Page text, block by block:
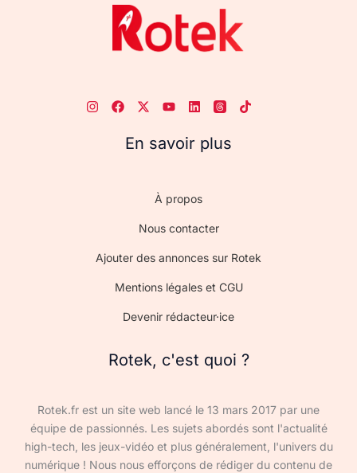
En savoir plus
À propos
Nous contacter
Ajouter des annonces sur Rotek
Mentions légales et CGU
Devenir rédacteur·ice
Rotek, c'est quoi ?
Rotek.fr est un site web lancé le 13 mars 2017 par une
équipe de passionnés. Les sujets abordés sont l'actualité
high-tech, les jeux-vidéo et plus généralement, l'univers du
numérique ! Nous nous efforçons de rédiger du contenu de